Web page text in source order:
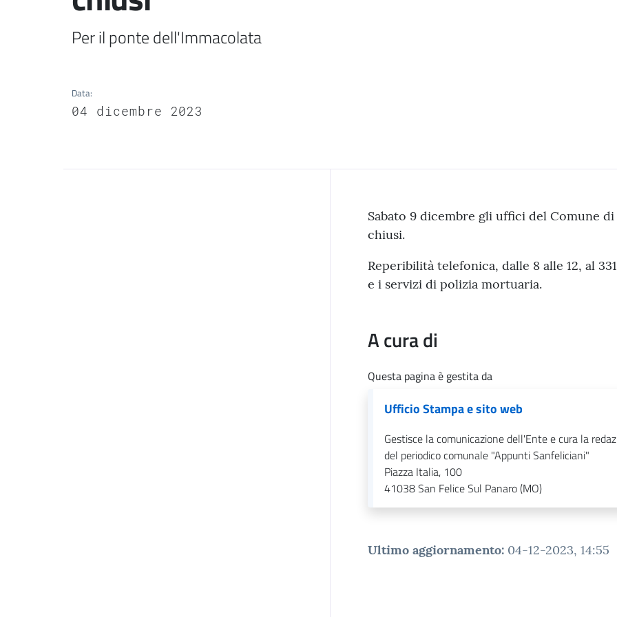
Per il ponte dell'Immacolata
Data:
04 dicembre 2023
Contenuto
Sabato 9 dicembre gli uffici del Comune di
chiusi.
Reperibilità telefonica, dalle 8 alle 12, al
e i servizi di polizia mortuaria.
A cura di
Questa pagina è gestita da
Ufficio Stampa e sito web
Gestisce la comunicazione dell'Ente e cura la
del periodico comunale "Appunti Sanfeliciani"
Piazza Italia, 100
41038San Felice Sul Panaro (MO)
Ultimo aggiornamento: 04-12-2023, 14:55